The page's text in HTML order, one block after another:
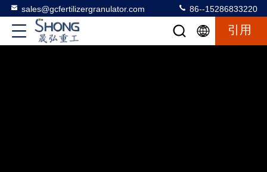
sales@gcfertilizergranulator.com 86--15286833220
引用